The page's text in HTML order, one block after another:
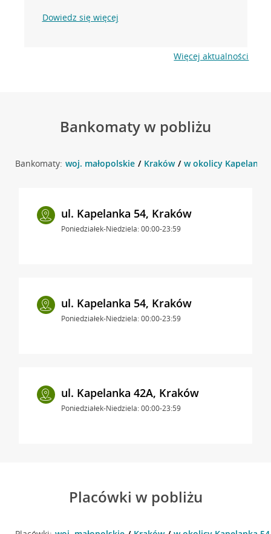
Dowiedz się więcej
Więcej aktualności
Bankomaty w pobliżu
Bankomaty: woj. małopolskie Kraków w okolicy Kapelanka
ul. Kapelanka 54, Kraków
Poniedziałek-Niedziela: 00:00-23:59
ul. Kapelanka 54, Kraków
Poniedziałek-Niedziela: 00:00-23:59
ul. Kapelanka 42A, Kraków
Poniedziałek-Niedziela: 00:00-23:59
Placówki w pobliżu